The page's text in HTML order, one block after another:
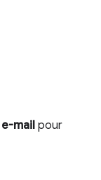
mail pour